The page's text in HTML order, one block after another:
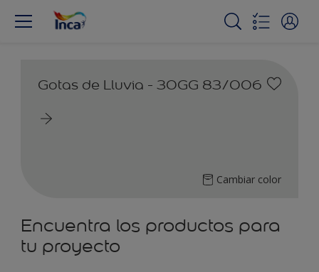
Gotas de Lluvia - 30GG 83/006
Cambiar color
Encuentra los productos para
tu proyecto